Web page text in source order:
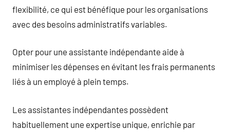
flexibilité, ce qui est bénéfique pour les organisations
avec des besoins administratifs variables.
Opter pour une assistante indépendante aide à
minimiser les dépenses en évitant les frais permanents
liés à un employé à plein temps.
Les assistantes indépendantes possèdent
habituellement une expertise unique, enrichie par